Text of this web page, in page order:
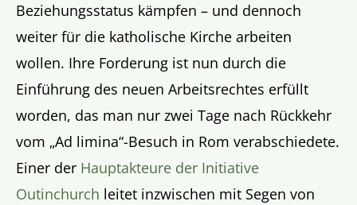
Beziehungsstatus kämpfen – und dennoch
weiter für die katholische Kirche arbeiten
wollen. Ihre Forderung ist nun durch die
Einführung des neuen Arbeitsrechtes erfüllt
worden, das man nur zwei Tage nach Rückkehr
vom „Ad limina“-Besuch in Rom verabschiedete.
Einer der Hauptakteure der Initiative
Outinchurch leitet inzwischen mit Segen von